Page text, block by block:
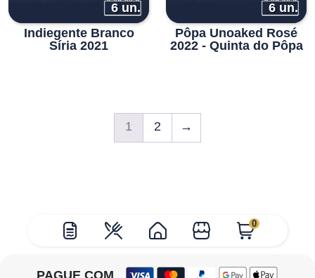
0
6 un.
Indiegente Branco
Síria 2021
6 un.
Pôpa Unoaked Rosé
2022 - Quinta do Pôpa
1 2 →
PAGUE COM